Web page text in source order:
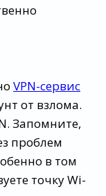
VPN-сервис
от взлома.
Запомните,
проблем
в том
точку Wi-